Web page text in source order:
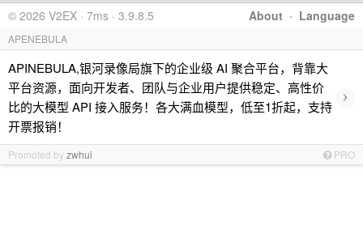
About · Language
© 2026 V2EX · 7ms · 3.9.8.5
APENEBULA
APINEBULA,银河录像局旗下的企业级 AI 聚合平台，背靠大
平台资源，面向开发者、团队与企业用户提供稳定、高性价
比的大模型 API 接入服务！各大满血模型，低至1折起，支持
开票报销！
›
Promoted byzwhui PRO